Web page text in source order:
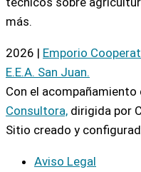
más.
2026 | Emporio
E.E.A. San Juan.
Con el
Consultora, dirigida por
Sitio creado y
Aviso Legal